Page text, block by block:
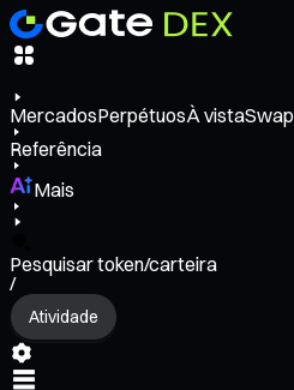
MercadosPerpétuosÀ vistaSwap
Referência
Mais
Pesquisar token/carteira
/
Atividade